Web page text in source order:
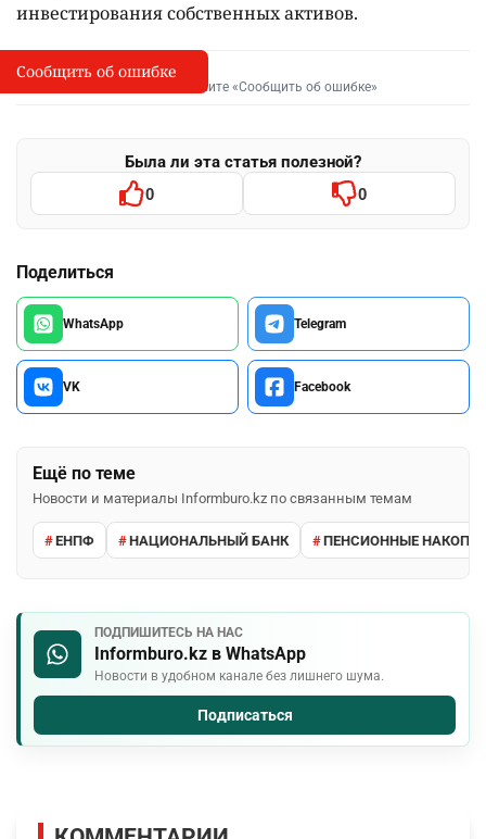
инвестирования собственных активов.
I
Сообщить об опечатке
Выделите фрагмент и нажмите «Сообщить об ошибке»
Была ли эта статья полезной?
0 0
Поделиться
WhatsApp Telegram
VK Facebook
Ещё по теме
Новости и материалы Informburo.kz по связанным темам
ЕНПФ НАЦИОНАЛЬНЫЙ БАНК ПЕНСИОННЫЕ
ПОДПИШИТЕСЬ НА НАС
Informburo.kz в WhatsApp
Новости в удобном канале без лишнего шума.
Подписаться
Сообщить об ошибке